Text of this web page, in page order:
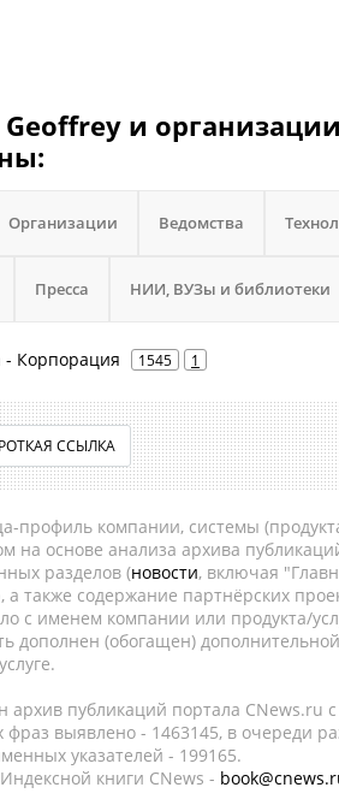
Geoffrey и
Организации Ведомства
Пресса НИИ, ВУЗы и библиотеки
- Корпорация 1545 1
ССЫЛКА
профиль компании, системы
на основе анализа архива
разделов (новости, включая
а также содержание партнёрских
с именем компании или продукта/
дополнен (обогащен)
архив публикаций портала CNews.ru
выявлено - 1463145, в очереди
указателей - 199165.
книги CNews -